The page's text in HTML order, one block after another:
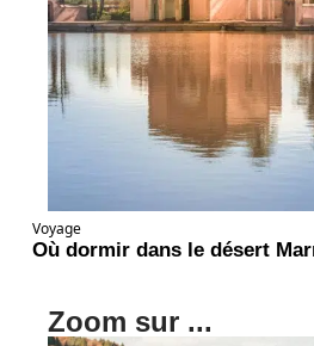
Voyage
Où dormir dans le désert
Zoom sur ...